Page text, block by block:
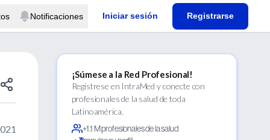
Notificaciones Iniciar sesión Registrarse
¡Súmese a la Red Profesional!
Regístrese en IntraMed y conecte con
profesionales de la salud de toda
Latinoamérica.
+1.1 M profesionales de la salud